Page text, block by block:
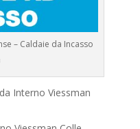
– Caldaie da Incasso
Interno Viessman